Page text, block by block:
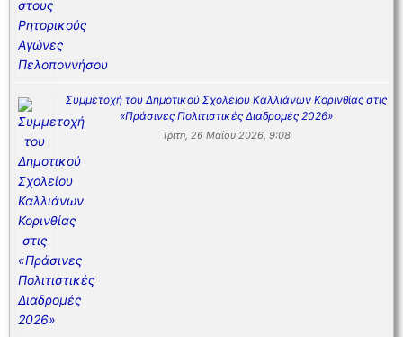
Συμμετοχή του Δημοτικού Σχολείου Καλλιάνων Κορινθίας στις
«Πράσινες Πολιτιστικές Διαδρομές 2026»
Τρίτη, 26 Μαΐου 2026, 9:08